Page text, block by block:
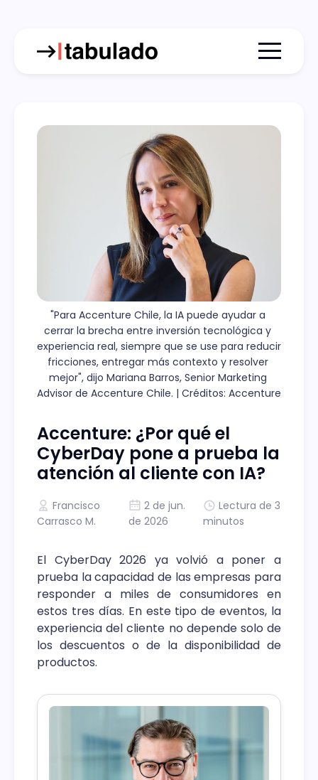
Menu
"Para Accenture Chile, la IA puede ayudar a
cerrar la brecha entre inversión tecnológica y
experiencia real, siempre que se use para reducir
fricciones, entregar más contexto y resolver
mejor", dijo Mariana Barros, Senior Marketing
Advisor de Accenture Chile. | Créditos: Accenture
Accenture: ¿Por qué el
CyberDay pone a prueba la
atención al cliente con IA?
Francisco
Carrasco M.
2 de jun.
de 2026
Lectura de 3
minutos
El CyberDay 2026 ya volvió a poner a
prueba la capacidad de las empresas para
responder a miles de consumidores en
estos tres días. En este tipo de eventos, la
experiencia del cliente no depende solo de
los descuentos o de la disponibilidad de
productos.